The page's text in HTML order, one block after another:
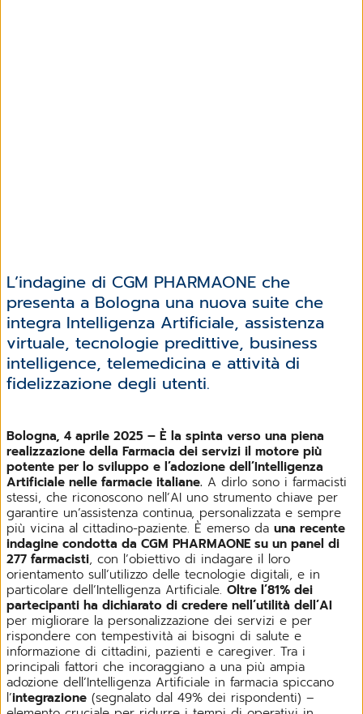
L’indagine di CGM PHARMAONE che
presenta a Bologna una nuova suite che
integra Intelligenza Artificiale, assistenza
virtuale, tecnologie predittive, business
intelligence, telemedicina e attività di
fidelizzazione degli utenti.
Bologna, 4 aprile 2025 – È la spinta verso una piena
realizzazione della Farmacia dei servizi il motore più
potente per lo sviluppo e l’adozione dell’Intelligenza
Artificiale nelle farmacie italiane. A dirlo sono i farmacisti
stessi, che riconoscono nell’AI uno strumento chiave per
garantire un’assistenza continua, personalizzata e sempre
più vicina al cittadino-paziente. È emerso da una recente
indagine condotta da CGM PHARMAONE su un panel di
277 farmacisti, con l’obiettivo di indagare il loro
orientamento sull’utilizzo delle tecnologie digitali, e in
particolare dell’Intelligenza Artificiale. Oltre l’81% dei
partecipanti ha dichiarato di credere nell’utilità dell’AI
per migliorare la personalizzazione dei servizi e per
rispondere con tempestività ai bisogni di salute e
informazione di cittadini, pazienti e caregiver. Tra i
principali fattori che incoraggiano a una più ampia
adozione dell’Intelligenza Artificiale in farmacia spiccano
l’integrazione (segnalato dal 49% dei rispondenti) –